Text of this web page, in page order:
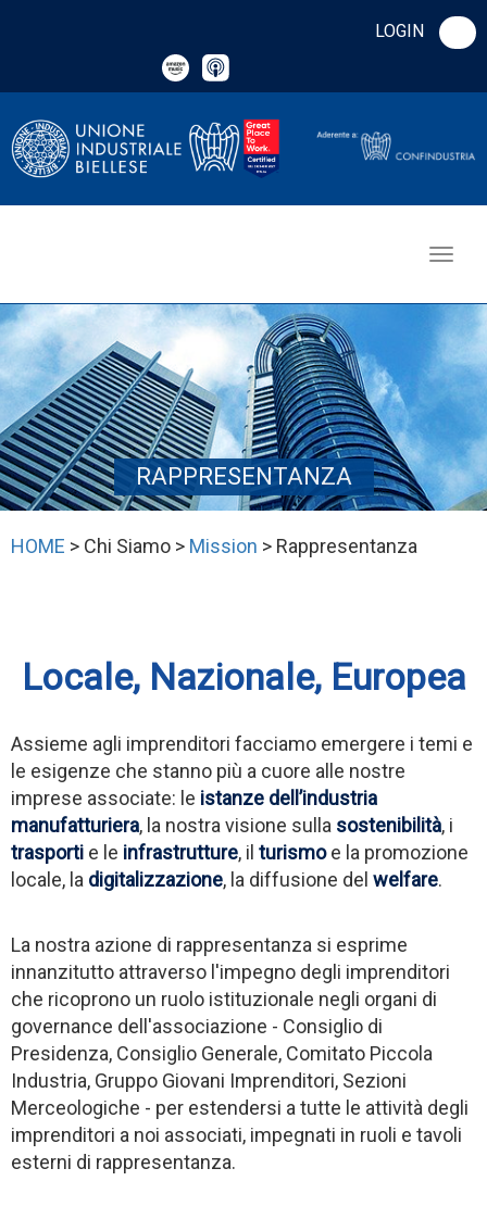
LOGIN
RAPPRESENTANZA
HOME > Chi Siamo > Mission > Rappresentanza
Locale, Nazionale, Europea
Assieme agli imprenditori facciamo emergere i temi e
le esigenze che stanno più a cuore alle nostre
imprese associate: le istanze dell’industria
manufatturiera, la nostra visione sulla sostenibilità, i
trasporti e le infrastrutture, il turismoe la promozione
locale, la digitalizzazione, la diffusione del welfare.
La nostra azione di rappresentanza si esprime
innanzitutto attraverso l'impegno degli imprenditori
che ricoprono un ruolo istituzionale negli organi di
governance dell'associazione - Consiglio di
Presidenza, Consiglio Generale, Comitato Piccola
Industria, Gruppo Giovani Imprenditori, Sezioni
Merceologiche - per estendersi a tutte le attività degli
imprenditori a noi associati, impegnati in ruoli e tavoli
esterni di rappresentanza.